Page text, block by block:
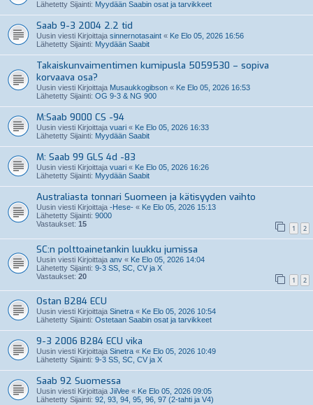
Lähetetty Sijainti: Myydään Saabin osat ja tarvikkeet
Saab 9-3 2004 2.2 tid
Uusin viesti Kirjoittaja sinnernotasaint « Ke Elo 05, 2026 16:56
Lähetetty Sijainti: Myydään Saabit
Takaiskunvaimentimen kumipusla 5059530 – sopiva
korvaava osa?
Uusin viesti Kirjoittaja Musaukkogibson « Ke Elo 05, 2026 16:53
Lähetetty Sijainti: OG 9-3 & NG 900
M:Saab 9000 CS -94
Uusin viesti Kirjoittaja vuari « Ke Elo 05, 2026 16:33
Lähetetty Sijainti: Myydään Saabit
M: Saab 99 GLS 4d -83
Uusin viesti Kirjoittaja vuari « Ke Elo 05, 2026 16:26
Lähetetty Sijainti: Myydään Saabit
Australiasta tonnari Suomeen ja kätisyyden vaihto
Uusin viesti Kirjoittaja -Hese- « Ke Elo 05, 2026 15:13
Lähetetty Sijainti: 9000
Vastaukset: 15 1 2
SC:n polttoainetankin luukku jumissa
Uusin viesti Kirjoittaja anv « Ke Elo 05, 2026 14:04
Lähetetty Sijainti: 9-3 SS, SC, CV ja X
Vastaukset: 20 1 2
Ostan B284 ECU
Uusin viesti Kirjoittaja Sinetra « Ke Elo 05, 2026 10:54
Lähetetty Sijainti: Ostetaan Saabin osat ja tarvikkeet
9-3 2006 B284 ECU vika
Uusin viesti Kirjoittaja Sinetra « Ke Elo 05, 2026 10:49
Lähetetty Sijainti: 9-3 SS, SC, CV ja X
Saab 92 Suomessa
Uusin viesti Kirjoittaja JiiVee « Ke Elo 05, 2026 09:05
Lähetetty Sijainti: 92, 93, 94, 95, 96, 97 (2-tahti ja V4)